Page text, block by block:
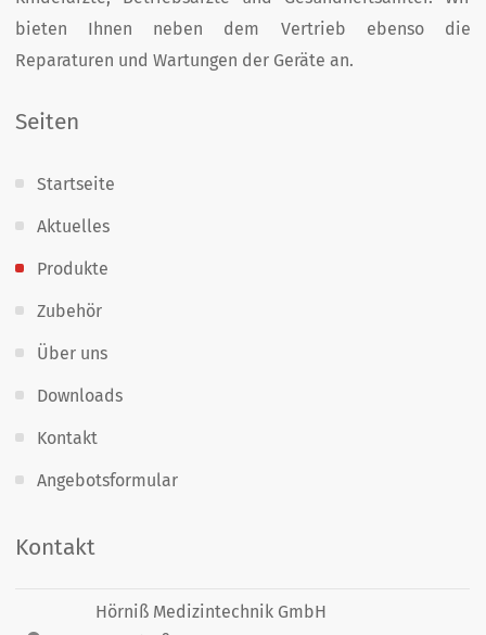
bieten Ihnen neben dem Vertrieb ebenso die
Reparaturen und Wartungen der Geräte an.
Seiten
Startseite
Aktuelles
Produkte
Zubehör
Über uns
Downloads
Kontakt
Angebotsformular
Kontakt
Hörniß Medizintechnik GmbH